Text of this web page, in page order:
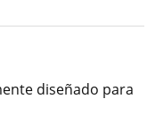
diseñado para